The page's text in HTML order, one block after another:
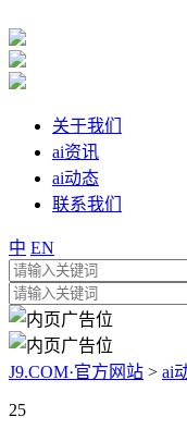
关于我们
ai资讯
ai动态
联系我们
中 EN
J9.COM·官方网站 > ai
25